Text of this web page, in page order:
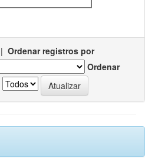
| Ordenar registros por
Ordenar